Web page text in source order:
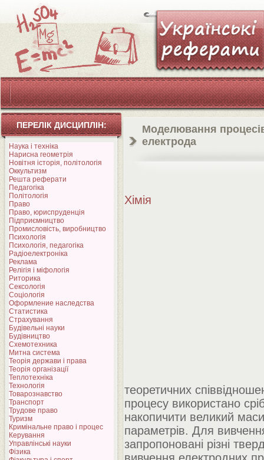
ПЕРЕЛІК ДИСЦИПЛІН:
Наука і техніка
Нарисна геометрія
Новітня історія, політологія
Оккультизм
Решта реферати
Педагогіка
Політологія
Право
Право, юриспруденція
Підприємництво
Промисловість, виробництво
Психологія
Психологія, педагогіка
Радіоелектроніка
Реклама
Релігія і міфологія
Риторика
Сексологія
Соціологія
Оформление наследства
Статистика
Страхування
Будівельні науки
Будівництво
Схемотехника
Митна система
Теорія держави і права
Теорія організації
Теплотехніка
Технологія
Товарознавство
Транспорт
Трудове право
Туризм
Кримінальне право і процес
Керування
Управлінські науки
Фізика
Моделювання процесів
електрода
Хімія
теоретичних
процесу використано
накопичити великий
параметрів. Для
запропоновані різні